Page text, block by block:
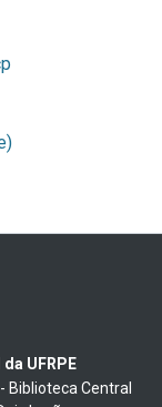
UFRPE
Biblioteca Central